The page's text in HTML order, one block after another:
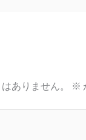
ありません。 ※